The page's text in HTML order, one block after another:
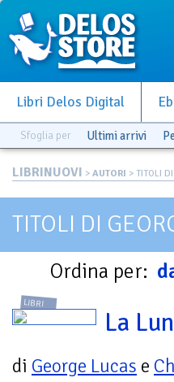
Libri Delos Digital
Sfoglia per Ultimi arrivi
LIBRINUOVI > AUTORI > TITOLI
TITOLI DI
Ordina per:
LIBRI
La
di George Lucas e